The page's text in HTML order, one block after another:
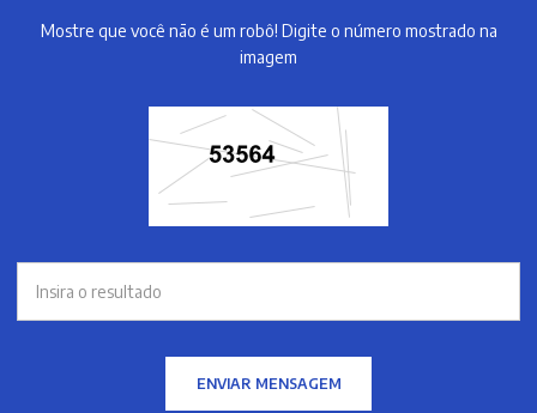
Mostre que você não é um robô! Digite o número mostrado na
imagem
ENVIAR MENSAGEM